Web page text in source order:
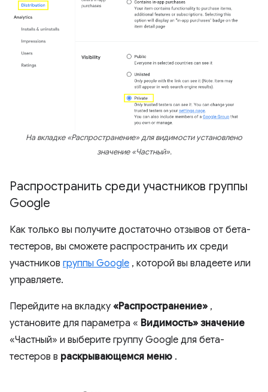
На вкладке «Распространение» для видимости установлено
значение «Частный».
Распространить среди участников группы
Google
Как только вы получите достаточно отзывов от бета-
тестеров, вы сможете распространить их среди
участников группы Google , которой вы владеете или
управляете.
Перейдите на вкладку «Распространение» ,
установите для параметра « Видимость» значение
«Частный» и выберите группу Google для бета-
тестеров в раскрывающемся меню .